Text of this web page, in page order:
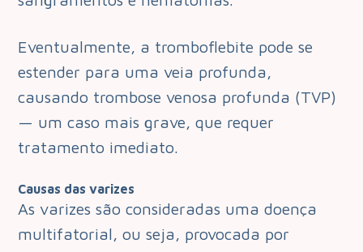
Eventualmente, a tromboflebite pode se
estender para uma veia profunda,
causando trombose venosa profunda (TVP)
— um caso mais grave, que requer
tratamento imediato.
Causas das varizes
As varizes são consideradas uma doença
multifatorial, ou seja, provocada por